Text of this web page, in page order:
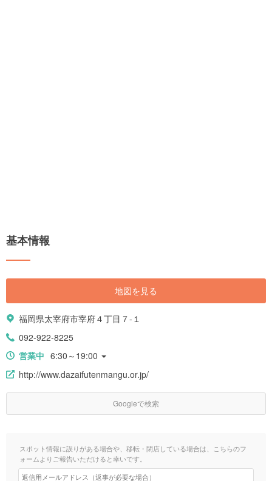
基本情報
地図を見る
福岡県太宰府市宰府４丁目７-１
092-922-8225
営業中 6:30～19:00
http://www.dazaifutenmangu.or.jp/
Googleで検索
スポット情報に誤りがある場合や、移転・閉店している場合は、こちらのフ
ォームよりご報告いただけると幸いです。